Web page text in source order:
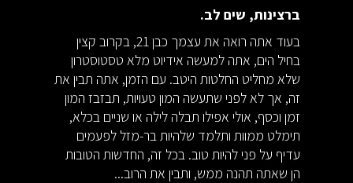
ברצינות, שים לב.
בעוד אתה רואה את עצמך כבן 21, בקרוב קצין
בחיל הים, אתה למעשה אידיוט מלא טסטוסטרון
שלא מחליט החלטות היטב. עם הזמן, אתה תבין את
זה, אך לא לפני שתעשה המון טעויות, תבזבז המון
זמן וכסף, אולי אפילו תבלה לילה או שניים בכלא,
תימלט ממוות ותלמד שלהיות בר-מזל לפעמים
עדיף על פני להיות טוב. בכל זה, החדשות הטובות
הן שאתה תהנה ממש, ותבין את הרוב...